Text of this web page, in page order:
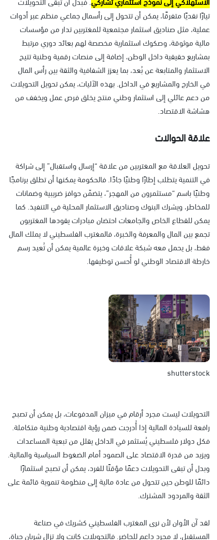
تيارًا نقديًا متفرقًا، يمكن أن تتحول إلى رأسمال جماعي منظم عبر أدوات
عملية، مثل صناديق استثمار مجتمعية للمغتربين تدار من مؤسسات
مالية موثوقة، وصكوك استثمارية مخصصة لهم بعائد دوري مرتبط
بمشاريع حقيقية داخل الوطن، إضافة إلى منصات رقمية وطنية تتيح
الاستثمار والمتابعة عن بُعد، بما يعزز الشفافية والثقة بين رأس المال
في الخارج والمشاريع في الداخل. بهذه الآليات، يمكن تحويل التحويلات
من دعم عائلي إلى استثمار وطني منتج يخلق فرص عمل ويخفف من
هشاشة الاقتصاد.
علاقة الحوالات
تحويل العلاقة مع المغتربين من علاقة “إرسال واستقبال” إلى شراكة
في التنمية يتطلب إطارًا وطنيًا جادًا. فالحكومة يمكنها أن تطلق برنامجًا
وطنيًا باسم “مستثمرون من المهجر”، يتضمّن حوافز ضريبية وضمانات
للمخاطر، ويشرك البنوك وصناديق الاستثمار المحلية في التنفيذ. كما
يمكن للقطاع الخاص والجامعات احتضان مبادرات يقودها المغتربون
تجمع بين المال والمعرفة والخبرة، فالمغترب الفلسطيني لا يملك المال
فقط، بل يحمل معه شبكة علاقات وخبرة عالمية يمكن أن تُعيد رسم
خارطة الاقتصاد الوطني لو أُحسن توظيفها.
shutterstock
التحويلات ليست مجرد أرقام في ميزان المدفوعات، بل يمكن أن تصبح
رافعة للسيادة المالية إذا أُدرجت ضمن رؤية اقتصادية وطنية متكاملة.
فكل دولار فلسطيني يُستثمر في الداخل يقلل من تبعية المساعدات
ويزيد من قدرة الاقتصاد على الصمود أمام الضغوط السياسية والمالية.
وبدل أن تبقى التحويلات دعمًا مؤقتًا للفرد، يمكن أن تصبح استثمارًا
دائمًا للوطن حين تتحول من عادة مالية إلى منظومة تنموية قائمة على
الثقة والمردود المشترك.
لقد آن الأوان لأن نرى المغترب الفلسطيني كشريك في صناعة
المستقبل، لا مجرد داعم للحاضر. فالتحويلات كانت ولا تزال شريان حياة،